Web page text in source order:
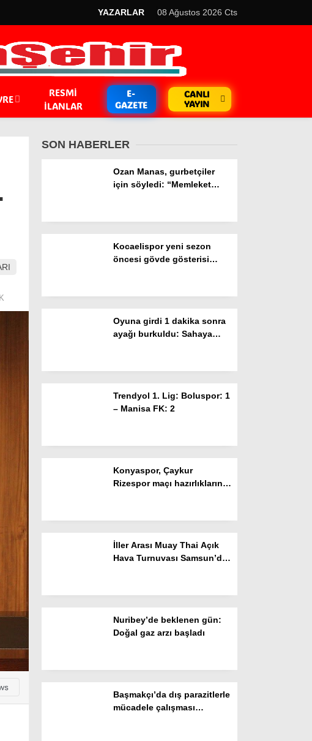
EKONOMİ
Namaz Vakitleri
Nöbetçi Eczaneler
SPOR
Magazin
Hava Durumu
Künye
Teknoloji
YAZARLAR 08 Ağustos 2026 Cts
RESMI
İLANLAR
E-
GAZETE
CANLI
YAYIN
SON HABERLER
Ozan Manas, gurbetçiler
için söyledi: “Memleket
Kocaelispor yeni sezon
öncesi gövde gösterisi
Oyuna girdi 1 dakika sonra
ayağı burkuldu: Sahaya
Trendyol 1. Lig: Boluspor: 1
– Manisa FK: 2
Konyaspor, Çaykur
Rizespor maçı hazırlıklarını
İller Arası Muay Thai Açık
Hava Turnuvası Samsun’da
Nuribey’de beklenen gün:
Doğal gaz arzı başladı
Başmakçı’da dış parazitlerle
mücadele çalışması